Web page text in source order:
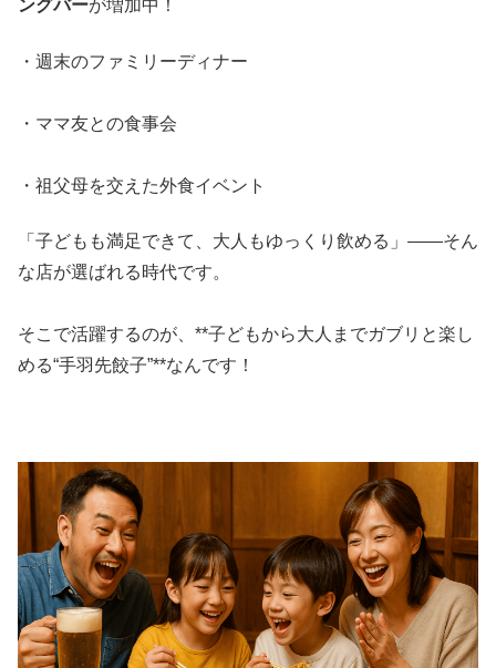
ングバーが増加中！
・週末のファミリーディナー
・ママ友との食事会
・祖父母を交えた外食イベント
「子どもも満足できて、大人もゆっくり飲める」――そん
な店が選ばれる時代です。
そこで活躍するのが、**子どもから大人までガブリと楽し
める“手羽先餃子”**なんです！